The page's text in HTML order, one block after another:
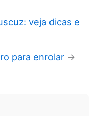
veja dicas e
para enrolar →